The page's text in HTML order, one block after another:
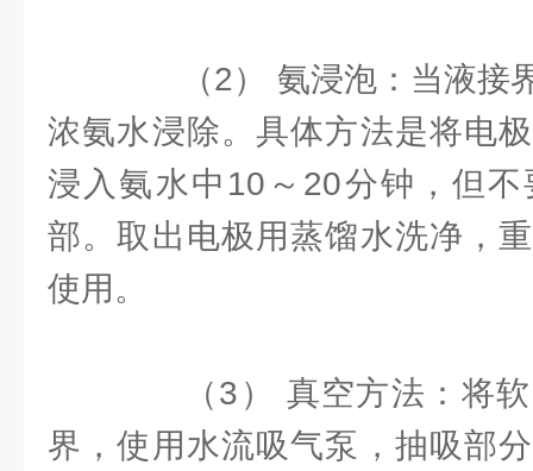
（2） 氨浸泡：当液接
浓氨水浸除。具体方法是将电
浸入氨水中10～20分钟，但
部。取出电极用蒸馏水洗净，
使用。
（3） 真空方法：将软
界，使用水流吸气泵，抽吸部